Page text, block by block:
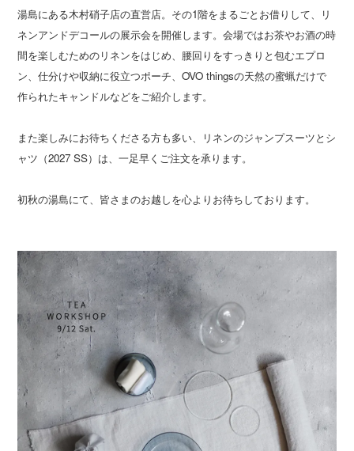
湯島にある木村硝子店の直営店。その1階をまるごとお借りして、リ
ネンアンドデコールの展示会を開催します。会場ではお茶やお酒の時
間を楽しむためのリネンをはじめ、腰回りをすっきりと包むエプロ
ン、仕分けや収納に役立つポーチ、OVO thingsの天然の蜜蝋だけで
作られたキャンドルなどをご紹介します。
また楽しみにお待ちくださる方も多い、リネンのジャンプスーツとシ
ャツ（2027 SS）は、一足早くご注文を承ります。
初秋の湯島にて、皆さまのお越しを心よりお待ちしております。